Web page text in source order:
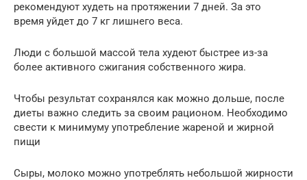
рекомендуют худеть на протяжении 7 дней. За это
время уйдет до 7 кг лишнего веса.
Люди с большой массой тела худеют быстрее из-за
более активного сжигания собственного жира.
Чтобы результат сохранялся как можно дольше, после
диеты важно следить за своим рационом. Необходимо
свести к минимуму употребление жареной и жирной
пищи
Сыры, молоко можно употреблять небольшой жирности